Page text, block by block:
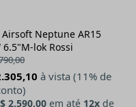
Airsoft Neptune AR15
6.5"M-lok Rossi
à vista (11% de
2.590,00 em até 12x de